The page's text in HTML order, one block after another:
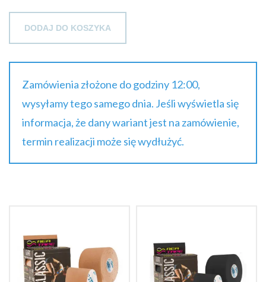
DODAJ DO KOSZYKA
Zamówienia złożone do godziny 12:00,
wysyłamy tego samego dnia. Jeśli wyświetla się
informacja, że dany wariant jest na zamówienie,
termin realizacji może się wydłużyć.